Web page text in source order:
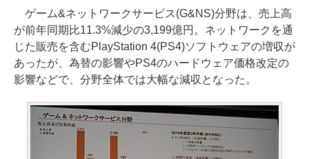
ゲーム&ネットワークサービス(G&NS)分野は、売上高
が前年同期比11.3%減少の3,199億円。ネットワークを通
じた販売を含むPlayStation 4(PS4)ソフトウェアの増収が
あったが、為替の影響やPS4のハードウェア価格改定の
影響などで、分野全体では大幅な減収となった。